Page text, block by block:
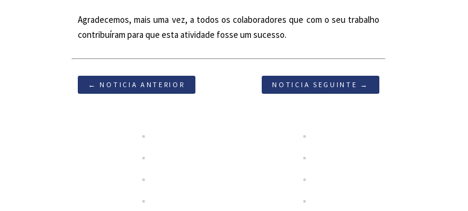
Agradecemos, mais uma vez, a todos os colaboradores que com o seu trabalho
contribuíram para que esta atividade fosse um sucesso.
← NOTICIA ANTERIOR NOTICIA SEGUINTE →